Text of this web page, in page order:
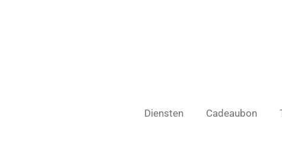
Diensten Cadeaubon